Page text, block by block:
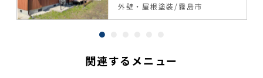
外壁・屋根塗装 霧島市
関連するメニュー